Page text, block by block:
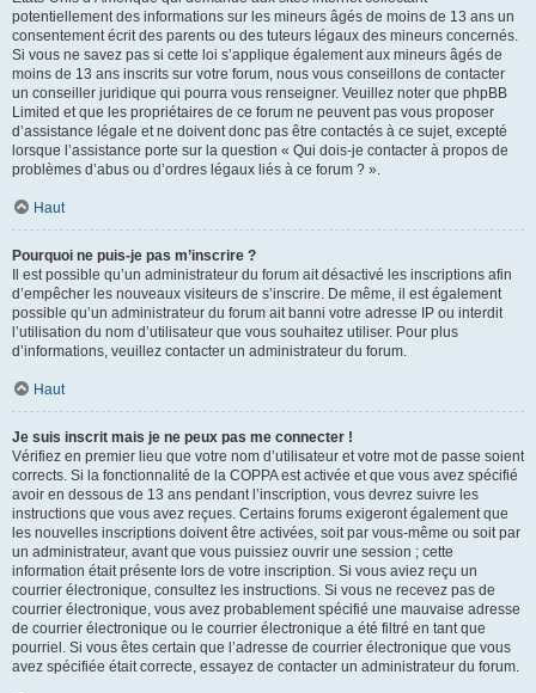
potentiellement des informations sur les mineurs âgés de moins de 13 ans un
consentement écrit des parents ou des tuteurs légaux des mineurs concernés.
Si vous ne savez pas si cette loi s’applique également aux mineurs âgés de
moins de 13 ans inscrits sur votre forum, nous vous conseillons de contacter
un conseiller juridique qui pourra vous renseigner. Veuillez noter que phpBB
Limited et que les propriétaires de ce forum ne peuvent pas vous proposer
d’assistance légale et ne doivent donc pas être contactés à ce sujet, excepté
lorsque l’assistance porte sur la question « Qui dois-je contacter à propos de
problèmes d’abus ou d’ordres légaux liés à ce forum ? ».
Haut
Pourquoi ne puis-je pas m’inscrire ?
Il est possible qu’un administrateur du forum ait désactivé les inscriptions afin
d’empêcher les nouveaux visiteurs de s’inscrire. De même, il est également
possible qu’un administrateur du forum ait banni votre adresse IP ou interdit
l’utilisation du nom d’utilisateur que vous souhaitez utiliser. Pour plus
d’informations, veuillez contacter un administrateur du forum.
Haut
Je suis inscrit mais je ne peux pas me connecter !
Vérifiez en premier lieu que votre nom d’utilisateur et votre mot de passe soient
corrects. Si la fonctionnalité de la COPPA est activée et que vous avez spécifié
avoir en dessous de 13 ans pendant l’inscription, vous devrez suivre les
instructions que vous avez reçues. Certains forums exigeront également que
les nouvelles inscriptions doivent être activées, soit par vous-même ou soit par
un administrateur, avant que vous puissiez ouvrir une session ; cette
information était présente lors de votre inscription. Si vous aviez reçu un
courrier électronique, consultez les instructions. Si vous ne recevez pas de
courrier électronique, vous avez probablement spécifié une mauvaise adresse
de courrier électronique ou le courrier électronique a été filtré en tant que
pourriel. Si vous êtes certain que l’adresse de courrier électronique que vous
avez spécifiée était correcte, essayez de contacter un administrateur du forum.